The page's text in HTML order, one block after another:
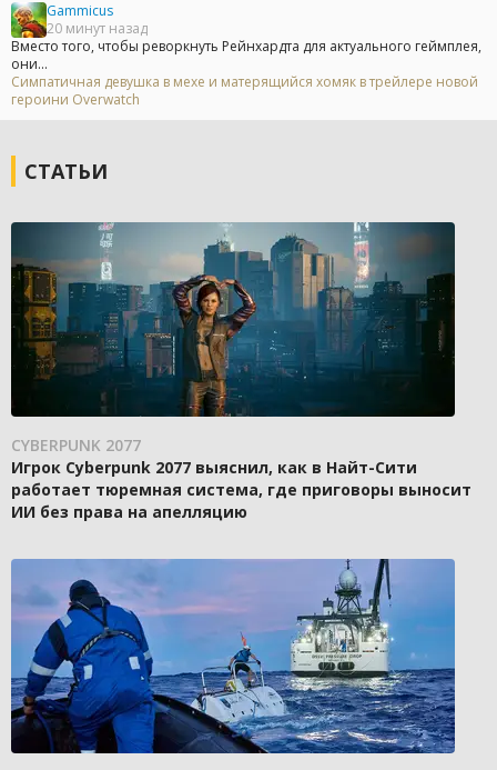
Gammicus
20 минут назад
Вместо того, чтобы реворкнуть Рейнхардта для актуального геймплея,
они...
Симпатичная девушка в мехе и матерящийся хомяк в трейлере новой
героини Overwatch
СТАТЬИ
CYBERPUNK 2077
Игрок Cyberpunk 2077 выяснил, как в Найт-Сити
работает тюремная система, где приговоры выносит
ИИ без права на апелляцию